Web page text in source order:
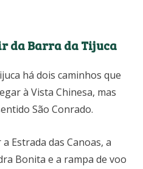
da Barra da Tijuca
há dois caminhos que
à Vista Chinesa, mas
São Conrado.
Estrada das Canoas, a
Bonita e a rampa de voo